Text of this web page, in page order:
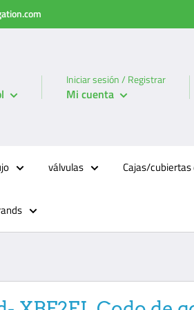
Iniciar sesión / Registrar
Mi cuenta
válvulas Cajas/cubiertas